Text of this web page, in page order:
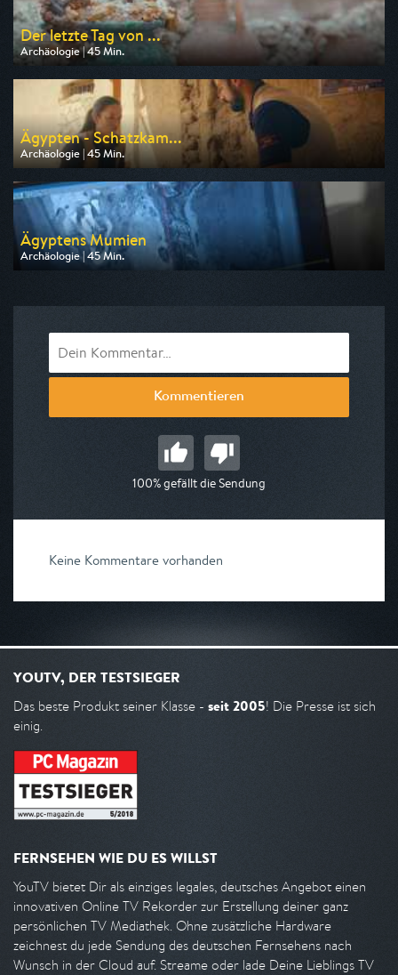
Der letzte Tag von ...
Archäologie | 45 Min.
Ausgestrahlt von 3sat
am 11.08.2026, 03:25
Ägypten - Schatzkam...
Archäologie | 45 Min.
Ausgestrahlt von ZDF info
am 12.08.2026, 21:45
Ägyptens Mumien
Archäologie | 45 Min.
Ausgestrahlt von ZDF info
Kommentieren
100% gefällt die Sendung
Keine Kommentare vorhanden
YOUTV, DER TESTSIEGER
Das beste Produkt seiner Klasse - seit 2005! Die Presse ist sich
einig.
FERNSEHEN WIE DU ES WILLST
YouTV bietet Dir als einziges legales, deutsches Angebot einen
innovativen Online TV Rekorder zur Erstellung deiner ganz
persönlichen TV Mediathek. Ohne zusätzliche Hardware
zeichnest du jede Sendung des deutschen Fernsehens nach
Wunsch in der Cloud auf. Streame oder lade Deine Lieblings TV